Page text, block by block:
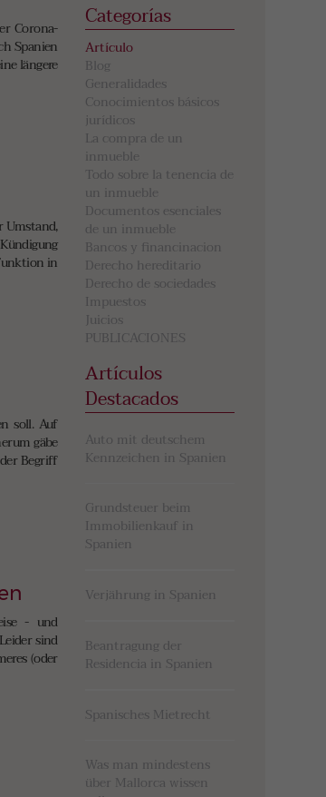
Corona-
Spanien
längere
Umstand,
in
soll. Auf
gäbe
Begriff
- und
sind
(oder
Categorías
Artículo
Blog
Generalidades
Conocimientos básicos
jurídicos
La compra de un
inmueble
Todo sobre la tenencia de
un inmueble
Documentos esenciales
de un inmueble
Bancos y financinacion
Derecho hereditario
Derecho de sociedades
Impuestos
Juicios
PUBLICACIONES
Artículos
Destacados
Auto mit deutschem
Kennzeichen in Spanien
Grundsteuer beim
Immobilienkauf in
Spanien
Verjährung in Spanien
Beantragung der
Residencia in Spanien
Spanisches Mietrecht
Was man mindestens
über Mallorca wissen